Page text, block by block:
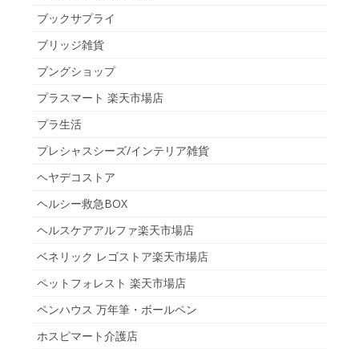
ブックサプライ
ブリッジ雑貨
ブングショップ
プラスマート 楽天市場店
プラ生活
プレシャスシーズ/インテリア雑貨
ヘヤデコストア
ヘルシー救急BOX
ヘルスケアアルファ楽天市場店
ベネリック レゴストア楽天市場店
ペットフォレスト 楽天市場店
ペンハウス 万年筆・ボールペン
ホスピマート介護店